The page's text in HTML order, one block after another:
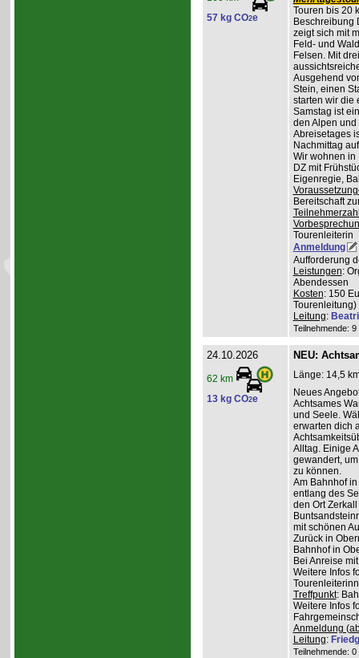
57 kg CO2e
Touren bis 20
Beschreibung
zeigt sich mit
Feld- und
Felsen. Mit
Ausgehend
Stein, einen
starten wir die
Samstag ist
den Alpen
Abreisetages
Nachmittag
Wir wohnen in
DZ mit
Eigenregie,
Bereitschaft
Tourenleiterin
Anmeldung
Aufforderung
Leistungen:
Abendessen
Kosten: 150
Tourenleitung)
Leitung:
Teilnehmende:
24.10.2026
62 km
13 kg CO2e
NEU:
Länge: 14,5
Neues
Achtsames
und Seele.
erwarten dich
Alltag. Einige
gewandert,
zu können.
Am Bahnhof
entlang des
den Ort
mit schönen
Zurück in
Bahnhof in
Bei Anreise
Weitere Infos
Treffpunkt:
Weitere Infos
Anmeldung
Leitung:
Teilnehmende: